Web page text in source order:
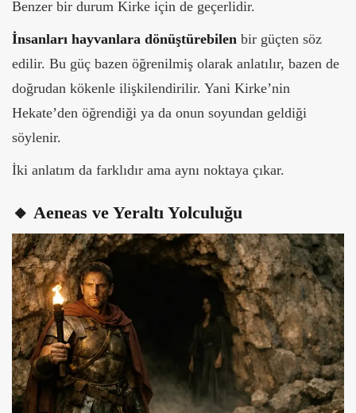
Benzer bir durum Kirke için de geçerlidir.
İnsanları hayvanlara dönüştürebilen bir güçten söz
edilir. Bu güç bazen öğrenilmiş olarak anlatılır, bazen de
doğrudan kökenle ilişkilendirilir. Yani Kirke’nin
Hekate’den öğrendiği ya da onun soyundan geldiği
söylenir.
İki anlatım da farklıdır ama aynı noktaya çıkar.
🔸 Aeneas ve Yeraltı Yolculuğu